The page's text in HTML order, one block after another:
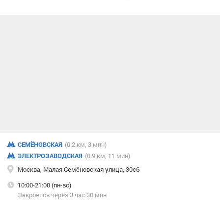
СЕМЁНОВСКАЯ (0.2 км, 3 мин)
ЭЛЕКТРОЗАВОДСКАЯ (0.9 км, 11 мин)
Москва, Малая Семёновская улица, 30с6
10:00-21:00 (пн-вс)
Закроется через 3 час 30 мин